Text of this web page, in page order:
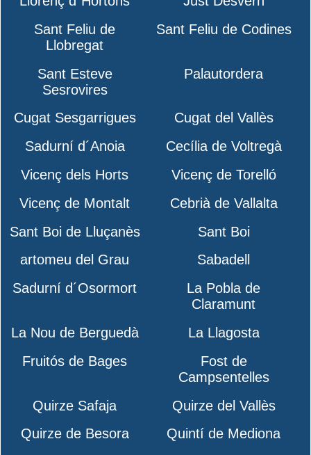
Sant Feliu de
Llobregat
Sant Feliu de Codines
Sant Esteve
Sesrovires
Palautordera
Cugat Sesgarrigues
Cugat del Vallès
Sadurní d´Anoia
Cecília de Voltregà
Vicenç dels Horts
Vicenç de Torelló
Vicenç de Montalt
Cebrià de Vallalta
Sant Boi de Lluçanès
Sant Boi
artomeu del Grau
Sabadell
Sadurní d´Osormort
La Pobla de
Claramunt
La Nou de Berguedà
La Llagosta
Fruitós de Bages
Fost de
Campsentelles
Quirze Safaja
Quirze del Vallès
Quirze de Besora
Quintí de Mediona